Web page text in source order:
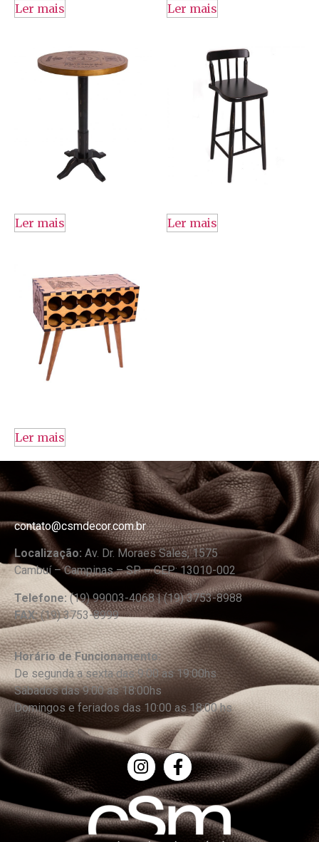
Ler mais Ler mais
Ler mais Ler mais
Ler mais
contato@csmdecor.com.br
Localização: Av. Dr. Moraes Sales, 1575
Cambuí – Campinas – SP – CEP: 13010-002
Telefone: (19) 99003-4068 | (19) 3753-8988
FAX:(19) 3753-8999
Horário de Funcionamento:
De segunda a sexta das 9:00 as 19:00hs
Sábados das 9:00 as 18:00hs
Domingos e feriados das 10:00 as 18:00 hs